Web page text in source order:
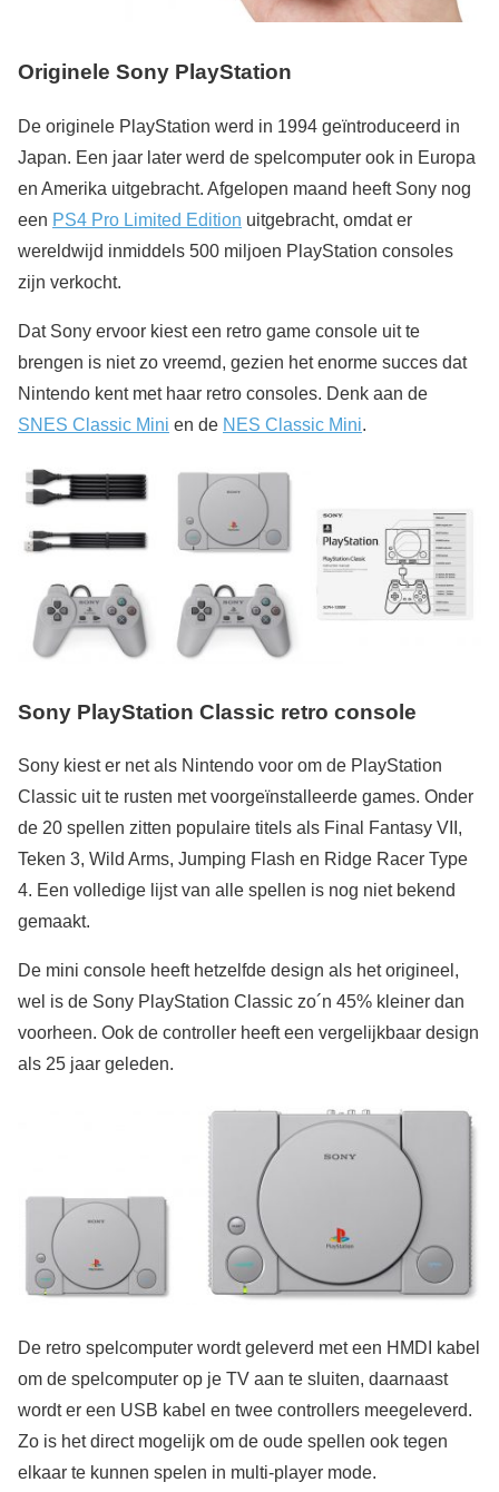
Originele Sony PlayStation
De originele PlayStation werd in 1994 geïntroduceerd in
Japan. Een jaar later werd de spelcomputer ook in Europa
en Amerika uitgebracht. Afgelopen maand heeft Sony nog
een PS4 Pro Limited Edition uitgebracht, omdat er
wereldwijd inmiddels 500 miljoen PlayStation consoles
zijn verkocht.
Dat Sony ervoor kiest een retro game console uit te
brengen is niet zo vreemd, gezien het enorme succes dat
Nintendo kent met haar retro consoles. Denk aan de
SNES Classic Mini en de NES Classic Mini.
Sony PlayStation Classic retro console
Sony kiest er net als Nintendo voor om de PlayStation
Classic uit te rusten met voorgeïnstalleerde games. Onder
de 20 spellen zitten populaire titels als Final Fantasy VII,
Teken 3, Wild Arms, Jumping Flash en Ridge Racer Type
4. Een volledige lijst van alle spellen is nog niet bekend
gemaakt.
De mini console heeft hetzelfde design als het origineel,
wel is de Sony PlayStation Classic zo´n 45% kleiner dan
voorheen. Ook de controller heeft een vergelijkbaar design
als 25 jaar geleden.
De retro spelcomputer wordt geleverd met een HMDI kabel
om de spelcomputer op je TV aan te sluiten, daarnaast
wordt er een USB kabel en twee controllers meegeleverd.
Zo is het direct mogelijk om de oude spellen ook tegen
elkaar te kunnen spelen in multi-player mode.